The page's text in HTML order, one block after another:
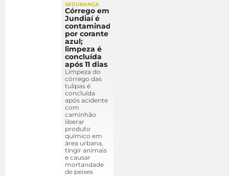
SEGURANÇA
Córrego em
Jundiaí é
contaminado
por corante
azul;
limpeza é
concluída
após 11 dias
Limpeza do
córrego das
tulipas é
concluída
após acidente
com
caminhão
liberar
produto
químico em
área urbana,
tingir animais
e causar
mortandade
de peixes